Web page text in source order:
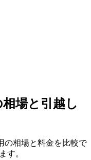
場と引越し
の相場と料金を比較で
す。